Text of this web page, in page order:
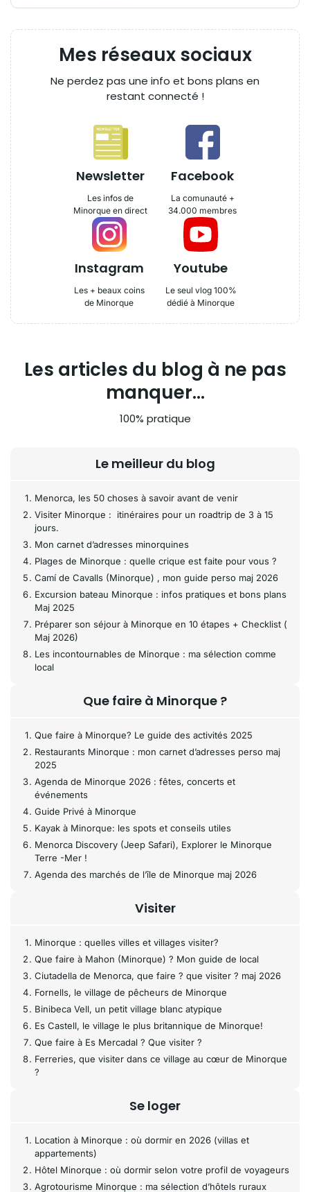
Mes réseaux sociaux
Ne perdez pas une info et bons plans en
restant connecté !
Newsletter
Les infos de
Minorque en direct
Facebook
La comunauté +
34.000 membres
Instagram
Les + beaux coins
de Minorque
Youtube
Le seul vlog 100%
dédié à Minorque
Les articles du blog à ne pas
manquer...
100% pratique
Le meilleur du blog
Menorca, les 50 choses à savoir avant de venir
Visiter Minorque : itinéraires pour un roadtrip de 3 à 15
jours.
Mon carnet d’adresses minorquines
Plages de Minorque : quelle crique est faite pour vous ?
Camí de Cavalls (Minorque) , mon guide perso maj 2026
Excursion bateau Minorque : infos pratiques et bons plans
Maj 2025
Préparer son séjour à Minorque en 10 étapes + Checklist (
Maj 2026)
Les incontournables de Minorque : ma sélection comme
local
Que faire à Minorque ?
Que faire à Minorque? Le guide des activités 2025
Restaurants Minorque : mon carnet d’adresses perso maj
2025
Agenda de Minorque 2026 : fêtes, concerts et
événements
Guide Privé à Minorque
Kayak à Minorque: les spots et conseils utiles
Menorca Discovery (Jeep Safari), Explorer le Minorque
Terre -Mer !
Agenda des marchés de l’île de Minorque maj 2026
Visiter
Minorque : quelles villes et villages visiter?
Que faire à Mahon (Minorque) ? Mon guide de local
Ciutadella de Menorca, que faire ? que visiter ? maj 2026
Fornells, le village de pêcheurs de Minorque
Binibeca Vell, un petit village blanc atypique
Es Castell, le village le plus britannique de Minorque!
Que faire à Es Mercadal ? Que visiter ?
Ferreries, que visiter dans ce village au cœur de Minorque
?
Se loger
Location à Minorque : où dormir en 2026 (villas et
appartements)
Hôtel Minorque : où dormir selon votre profil de voyageurs
Agrotourisme Minorque : ma sélection d’hôtels ruraux